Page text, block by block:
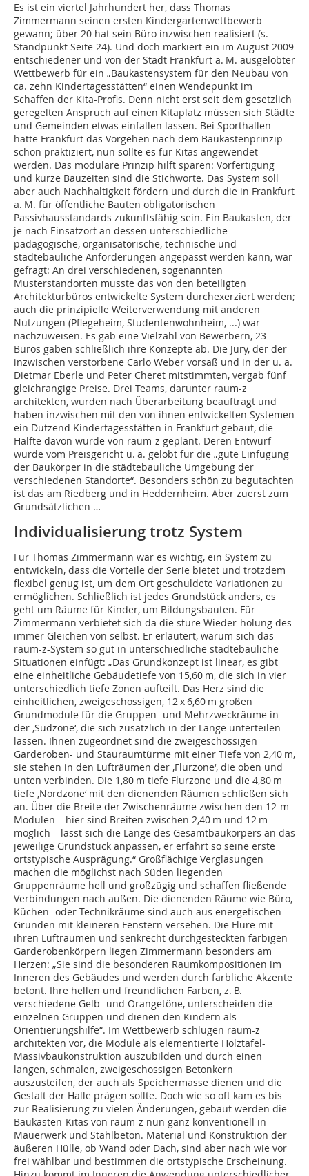
Es ist ein viertel Jahrhundert her, dass Thomas
Zimmermann seinen ersten Kindergartenwettbewerb
gewann; über 20 hat sein Büro inzwischen realisiert (s.
Standpunkt Seite 24). Und doch markiert ein im August 2009
entschiedener und von der Stadt Frankfurt a. M. ausgelobter
Wettbewerb für ein „Baukastensystem für den Neubau von
ca. zehn Kindertagesstätten“ einen Wendepunkt im
Schaffen der Kita-Profis. Denn nicht erst seit dem gesetzlich
geregelten Anspruch auf einen Kitaplatz müssen sich Städte
und Gemeinden etwas einfallen lassen. Bei Sporthallen
hatte Frankfurt das Vorgehen nach dem Baukastenprinzip
schon praktiziert, nun sollte es für Kitas angewendet
werden. Das modulare Prinzip hilft sparen: Vorfertigung
und kurze Bauzeiten sind die Stichworte. Das System soll
aber auch Nachhaltigkeit fördern und durch die in Frankfurt
a. M. für öffentliche Bauten obligatorischen
Passivhausstandards zukunftsfähig sein. Ein Baukasten, der
je nach Einsatzort an dessen unterschiedliche
pädagogische, organisatorische, technische und
städtebauliche Anforderungen angepasst werden kann, war
gefragt: An drei verschiedenen, sogenannten
Musterstandorten musste das von den beteiligten
Architekturbüros entwickelte System durchexerziert werden;
auch die prinzipielle Weiterverwendung mit anderen
Nutzungen (Pflegeheim, Studentenwohnheim, ...) war
nachzuweisen. Es gab eine Vielzahl von Bewerbern, 23
Büros gaben schließlich ihre Konzepte ab. Die Jury, der der
inzwischen verstorbene Carlo Weber vorsaß und in der u. a.
Dietmar Eberle und Peter Cheret mitstimmten, vergab fünf
gleichrangige Preise. Drei Teams, darunter raum-z
architekten, wurden nach Überarbeitung beauftragt und
haben inzwischen mit den von ihnen entwickelten Systemen
ein Dutzend Kindertagesstätten in Frankfurt gebaut, die
Hälfte davon wurde von raum-z geplant. Deren Entwurf
wurde vom Preisgericht u. a. gelobt für die „gute Einfügung
der Baukörper in die städtebauliche Umgebung der
verschiedenen Standorte“. Besonders schön zu begutachten
ist das am Riedberg und in Heddernheim. Aber zuerst zum
Grundsätzlichen …
Individualisierung trotz System
Für Thomas Zimmermann war es wichtig, ein System zu
entwickeln, dass die Vorteile der Serie bietet und trotzdem
flexibel genug ist, um dem Ort geschuldete Variationen zu
ermöglichen. Schließlich ist jedes Grundstück anders, es
geht um Räume für Kinder, um Bildungsbauten. Für
Zimmermann verbietet sich da die sture Wieder-holung des
immer Gleichen von selbst. Er erläutert, warum sich das
raum-z-System so gut in unterschiedliche städtebauliche
Situationen einfügt: „Das Grundkonzept ist linear, es gibt
eine einheitliche Gebäudetiefe von 15,60 m, die sich in vier
unterschiedlich tiefe Zonen aufteilt. Das Herz sind die
einheitlichen, zweigeschossigen, 12 x 6,60 m großen
Grundmodule für die Gruppen- und Mehrzweckräume in
der ‚Südzone‘, die sich zusätzlich in der Länge unterteilen
lassen. Ihnen zugeordnet sind die zweigeschossigen
Garderoben- und Stauraumtürme mit einer Tiefe von 2,40 m,
sie stehen in den Lufträumen der ‚Flurzone‘, die oben und
unten verbinden. Die 1,80 m tiefe Flurzone und die 4,80 m
tiefe ‚Nordzone‘ mit den dienenden Räumen schließen sich
an. Über die Breite der Zwischenräume zwischen den 12-m-
Modulen – hier sind Breiten zwischen 2,40 m und 12 m
möglich – lässt sich die Länge des Gesamtbaukörpers an das
jeweilige Grundstück anpassen, er erfährt so seine erste
ortstypische Ausprägung.“ Großflächige Verglasungen
machen die möglichst nach Süden liegenden
Gruppenräume hell und großzügig und schaffen fließende
Verbindungen nach außen. Die dienenden Räume wie Büro,
Küchen- oder Technikräume sind auch aus energetischen
Gründen mit kleineren Fenstern versehen. Die Flure mit
ihren Lufträumen und senkrecht durchgesteckten farbigen
Garderobenkörpern liegen Zimmermann besonders am
Herzen: „Sie sind die besonderen Raumkompositionen im
Inneren des Gebäudes und werden durch farbliche Akzente
betont. Ihre hellen und freundlichen Farben, z. B.
verschiedene Gelb- und Orangetöne, unterscheiden die
einzelnen Gruppen und dienen den Kindern als
Orientierungshilfe“. Im Wettbewerb schlugen raum-z
architekten vor, die Module als elementierte Holztafel-
Massivbaukonstruktion auszubilden und durch einen
langen, schmalen, zweigeschossigen Betonkern
auszusteifen, der auch als Speichermasse dienen und die
Gestalt der Halle prägen sollte. Doch wie so oft kam es bis
zur Realisierung zu vielen Änderungen, gebaut werden die
Baukasten-Kitas von raum-z nun ganz konventionell in
Mauerwerk und Stahlbeton. Material und Konstruktion der
äußeren Hülle, ob Wand oder Dach, sind aber nach wie vor
frei wählbar und bestimmen die ortstypische Erscheinung.